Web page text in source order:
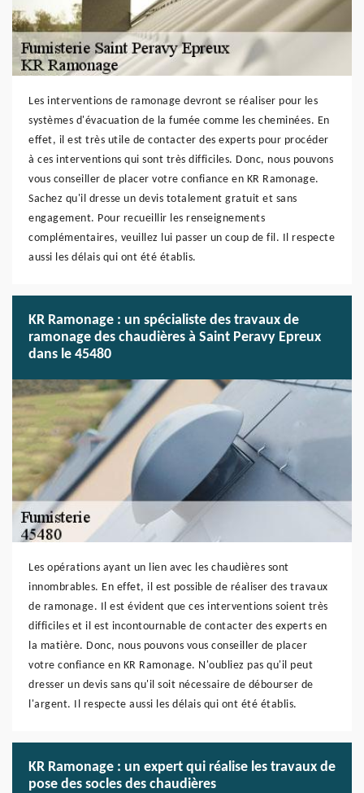
Les interventions de ramonage devront se réaliser pour les
systèmes d'évacuation de la fumée comme les cheminées. En
effet, il est très utile de contacter des experts pour procéder
à ces interventions qui sont très difficiles. Donc, nous pouvons
vous conseiller de placer votre confiance en KR Ramonage.
Sachez qu'il dresse un devis totalement gratuit et sans
engagement. Pour recueillir les renseignements
complémentaires, veuillez lui passer un coup de fil. Il respecte
aussi les délais qui ont été établis.
KR Ramonage : un spécialiste des travaux de
ramonage des chaudières à Saint Peravy Epreux
dans le 45480
Les opérations ayant un lien avec les chaudières sont
innombrables. En effet, il est possible de réaliser des travaux
de ramonage. Il est évident que ces interventions soient très
difficiles et il est incontournable de contacter des experts en
la matière. Donc, nous pouvons vous conseiller de placer
votre confiance en KR Ramonage. N'oubliez pas qu'il peut
dresser un devis sans qu'il soit nécessaire de débourser de
l'argent. Il respecte aussi les délais qui ont été établis.
KR Ramonage : un expert qui réalise les travaux de
pose des socles des chaudières